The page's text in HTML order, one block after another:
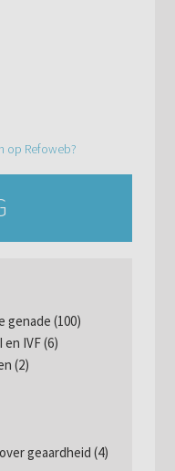
op Refoweb?
genade (100)
IVF (6)
(2)
geaardheid (4)